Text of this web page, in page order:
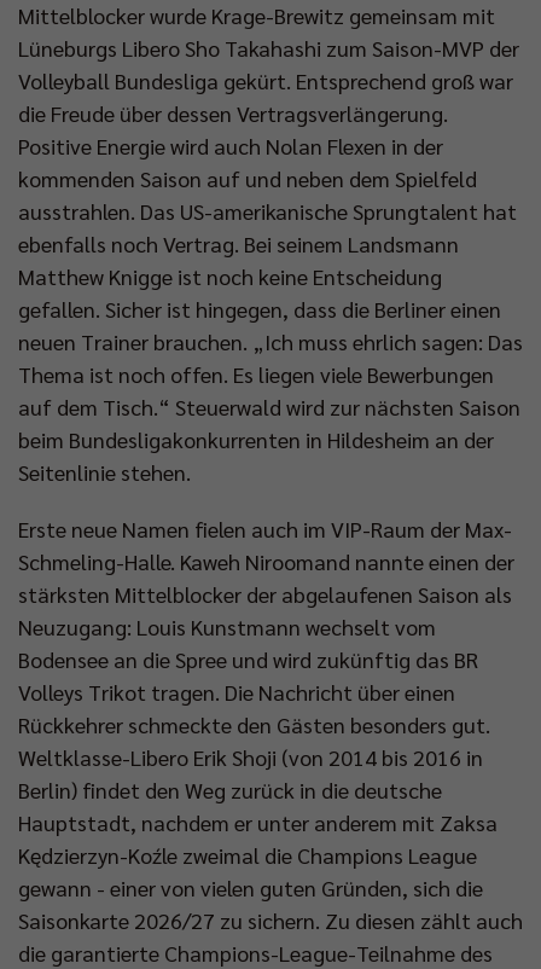
Mittelblocker wurde Krage-Brewitz gemeinsam mit
Lüneburgs Libero Sho Takahashi zum Saison-MVP der
Volleyball Bundesliga gekürt. Entsprechend groß war
die Freude über dessen Vertragsverlängerung.
Positive Energie wird auch Nolan Flexen in der
kommenden Saison auf und neben dem Spielfeld
ausstrahlen. Das US-amerikanische Sprungtalent hat
ebenfalls noch Vertrag. Bei seinem Landsmann
Matthew Knigge ist noch keine Entscheidung
gefallen. Sicher ist hingegen, dass die Berliner einen
neuen Trainer brauchen. „Ich muss ehrlich sagen: Das
Thema ist noch offen. Es liegen viele Bewerbungen
auf dem Tisch.“ Steuerwald wird zur nächsten Saison
beim Bundesligakonkurrenten in Hildesheim an der
Seitenlinie stehen.
Erste neue Namen fielen auch im VIP-Raum der Max-
Schmeling-Halle. Kaweh Niroomand nannte einen der
stärksten Mittelblocker der abgelaufenen Saison als
Neuzugang: Louis Kunstmann wechselt vom
Bodensee an die Spree und wird zukünftig das BR
Volleys Trikot tragen. Die Nachricht über einen
Rückkehrer schmeckte den Gästen besonders gut.
Weltklasse-Libero Erik Shoji (von 2014 bis 2016 in
Berlin) findet den Weg zurück in die deutsche
Hauptstadt, nachdem er unter anderem mit Zaksa
Kędzierzyn-Koźle zweimal die Champions League
gewann - einer von vielen guten Gründen, sich die
Saisonkarte 2026/27 zu sichern. Zu diesen zählt auch
die garantierte Champions-League-Teilnahme des